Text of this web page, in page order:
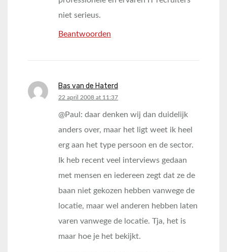
niet serieus.
Beantwoorden
Bas van de Haterd
says:
22 april 2008 at 11:37
@Paul: daar denken wij dan duidelijk
anders over, maar het ligt weet ik heel
erg aan het type persoon en de sector.
Ik heb recent veel interviews gedaan
met mensen en iedereen zegt dat ze de
baan niet gekozen hebben vanwege de
locatie, maar wel anderen hebben laten
varen vanwege de locatie. Tja, het is
maar hoe je het bekijkt.